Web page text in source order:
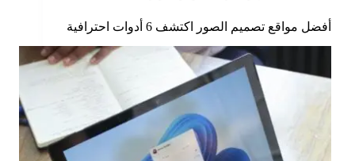
أفضل مواقع تصميم الصور اكتشف 6 أدوات احترافية